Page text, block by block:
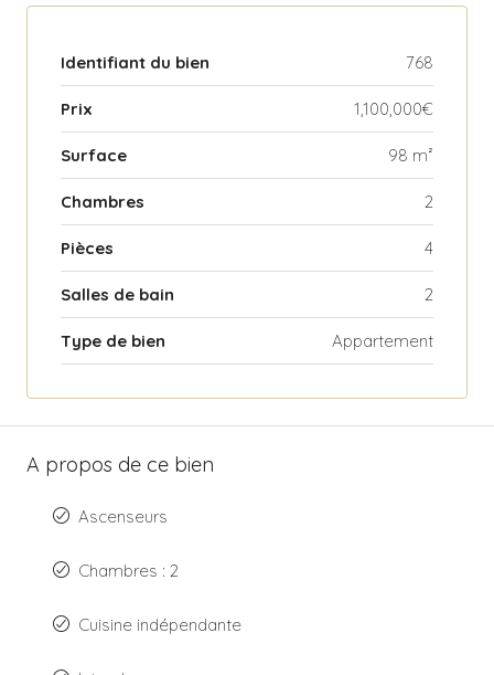
Identifiant du bien 768
Prix 1,100,000€
Surface 98 m²
Chambres 2
Pièces 4
Salles de bain 2
Type de bien Appartement
A propos de ce bien
Ascenseurs
Chambres : 2
Cuisine indépendante